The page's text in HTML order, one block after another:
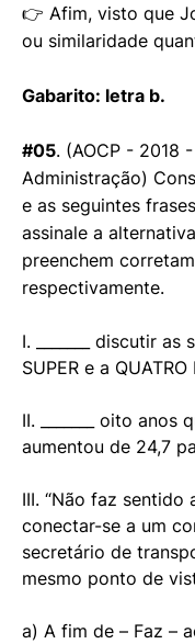
👉 Afim, visto que
ou similaridade
Gabarito: letra b.
#05. (AOCP - 2018
Administração)
e as seguintes
assinale a
preenchem
respectivamente.
I. _______ discutir
SUPER e a
II. _______ oito
aumentou de 24,7
III. “Não faz sentido
conectar-se a um
secretário de
mesmo ponto de
a) A fim de – Faz –